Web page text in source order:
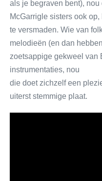
als je begraven bent),
McGarrigle sisters ook
te versmaden. Wie van
melodieën (en dan
zoetsappige gekweel van
instrumentaties, nou
die doet zichzelf een
uiterst stemmige plaat.